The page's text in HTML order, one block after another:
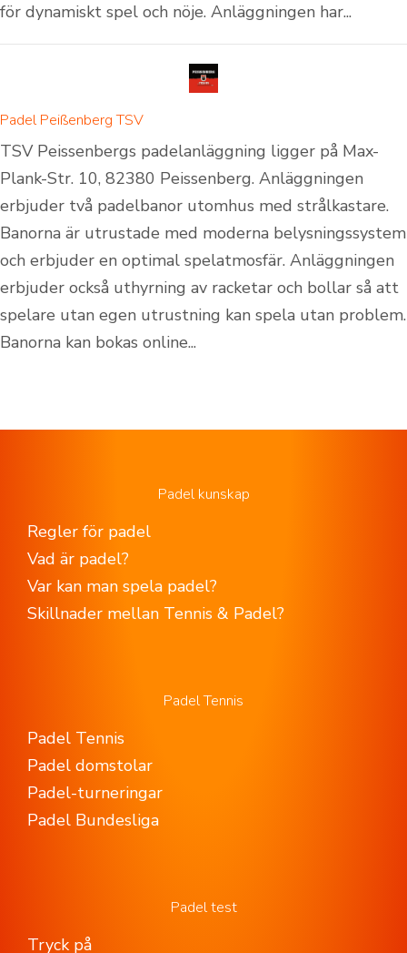
för dynamiskt spel och nöje. Anläggningen har...
Padel Peißenberg TSV
TSV Peissenbergs padelanläggning ligger på Max-
Plank-Str. 10, 82380 Peissenberg. Anläggningen
erbjuder två padelbanor utomhus med strålkastare.
Banorna är utrustade med moderna belysningssystem
och erbjuder en optimal spelatmosfär. Anläggningen
erbjuder också uthyrning av racketar och bollar så att
spelare utan egen utrustning kan spela utan problem.
Banorna kan bokas online...
Padel kunskap
Regler för padel
Vad är padel?
Var kan man spela padel?
Skillnader mellan Tennis & Padel?
Padel Tennis
Padel Tennis
Padel domstolar
Padel-turneringar
Padel Bundesliga
Padel test
Tryck på